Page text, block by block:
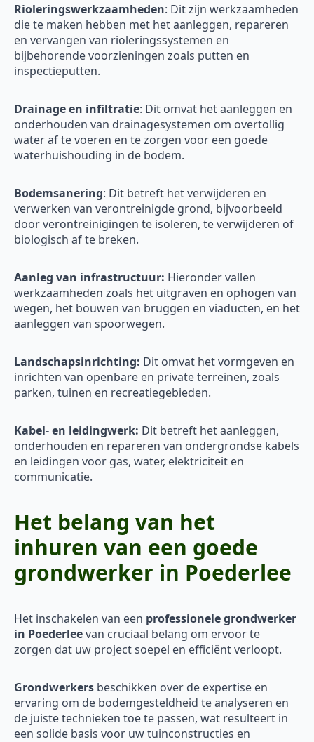
Rioleringswerkzaamheden: Dit zijn werkzaamheden
die te maken hebben met het aanleggen, repareren
en vervangen van rioleringssystemen en
bijbehorende voorzieningen zoals putten en
inspectieputten.
Drainage en infiltratie: Dit omvat het aanleggen en
onderhouden van drainagesystemen om overtollig
water af te voeren en te zorgen voor een goede
waterhuishouding in de bodem.
Bodemsanering: Dit betreft het verwijderen en
verwerken van verontreinigde grond, bijvoorbeeld
door verontreinigingen te isoleren, te verwijderen of
biologisch af te breken.
Aanleg van infrastructuur: Hieronder vallen
werkzaamheden zoals het uitgraven en ophogen van
wegen, het bouwen van bruggen en viaducten, en het
aanleggen van spoorwegen.
Landschapsinrichting: Dit omvat het vormgeven en
inrichten van openbare en private terreinen, zoals
parken, tuinen en recreatiegebieden.
Kabel- en leidingwerk: Dit betreft het aanleggen,
onderhouden en repareren van ondergrondse kabels
en leidingen voor gas, water, elektriciteit en
communicatie.
Het belang van het
inhuren van een goede
grondwerker in Poederlee
Het inschakelen van een professionele grondwerker
in Poederleevan cruciaal belang om ervoor te
zorgen dat uw project soepel en efficiënt verloopt.
Grondwerkers beschikken over de expertise en
ervaring om de bodemgesteldheid te analyseren en
de juiste technieken toe te passen, wat resulteert in
een solide basis voor uw tuinconstructies en